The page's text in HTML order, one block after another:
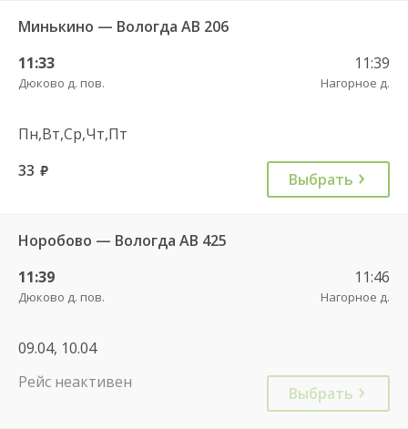
Минькино — Вологда АВ 206
11:33
Дюково д. пов.
11:39
Нагорное д.
Пн,Вт,Ср,Чт,Пт
33 руб. Выбрать
Норобово — Вологда АВ 425
11:39
Дюково д. пов.
11:46
Нагорное д.
09.04, 10.04
Рейс неактивен
Выбрать